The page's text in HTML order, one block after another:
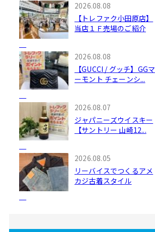
2026.08.08
【トレファク小田原店】
当店１Ｆ売場のご紹介
2026.08.08
【GUCCI / グッチ】GGマ
ーモント チェーンシ...
2026.08.07
ジャパニーズウイスキー
【サントリー 山崎12...
2026.08.05
リーバイスでつくるアメ
カジ古着スタイル